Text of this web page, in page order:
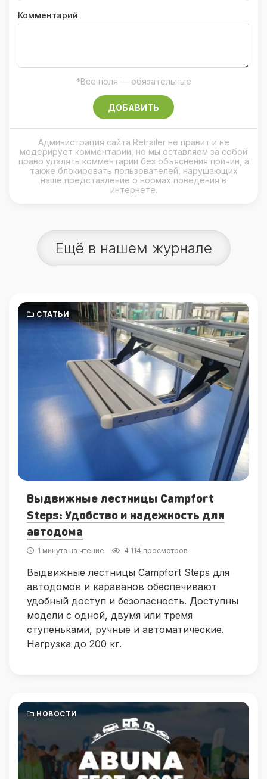
Комментарий
*Все поля — обязательные
ДОБАВИТЬ
Администрация сайта Retrailer не правит и не
модерирует комментарии, но мы оставляем за собой
право удалять комментарии без объяснения причин, а
также блокировать пользователей, нарушающих
наше представление о нормах поведения в
интернете.
Ещё в нашем журнале
СТАТЬИ
Выдвижные лестницы Campfort
Steps: Удобство и надежность для
автодома
1 минута на чтение 4 114 просмотров
Выдвижные лестницы Campfort Steps для
автодомов и караванов обеспечивают
удобный доступ и безопасность. Доступны
модели с одной, двумя или тремя
ступеньками, ручные и автоматические.
Нагрузка до 200 кг.
НОВОСТИ